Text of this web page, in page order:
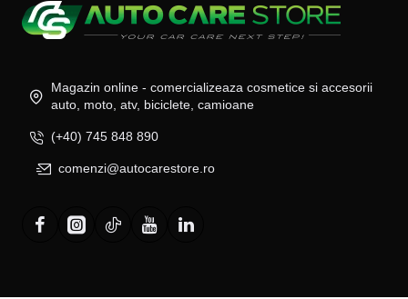
Magazin online - comercializeaza cosmetice si accesorii
auto, moto, atv, biciclete, camioane
(+40) 745 848 890
comenzi@autocarestore.ro